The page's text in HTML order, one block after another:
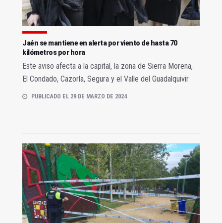
Jaén se mantiene en alerta por viento de hasta 70
kilómetros por hora
Este aviso afecta a la capital, la zona de Sierra Morena,
El Condado, Cazorla, Segura y el Valle del Guadalquivir
PUBLICADO EL 29 DE MARZO DE 2024